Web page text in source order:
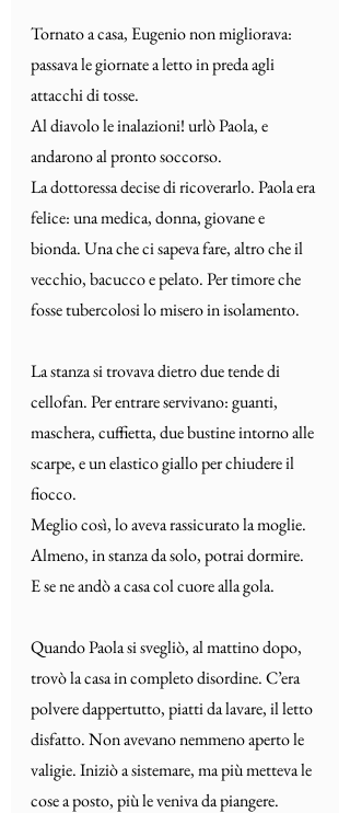
Tornato a casa, Eugenio non migliorava:
passava le giornate a letto in preda agli
attacchi di tosse.
Al diavolo le inalazioni! urlò Paola, e
andarono al pronto soccorso.
La dottoressa decise di ricoverarlo. Paola era
felice: una medica, donna, giovane e
bionda. Una che ci sapeva fare, altro che il
vecchio, bacucco e pelato. Per timore che
fosse tubercolosi lo misero in isolamento.
La stanza si trovava dietro due tende di
cellofan. Per entrare servivano: guanti,
maschera, cuffietta, due bustine intorno alle
scarpe, e un elastico giallo per chiudere il
fiocco.
Meglio così, lo aveva rassicurato la moglie.
Almeno, in stanza da solo, potrai dormire.
E se ne andò a casa col cuore alla gola.
Quando Paola si svegliò, al mattino dopo,
trovò la casa in completo disordine. C’era
polvere dappertutto, piatti da lavare, il letto
disfatto. Non avevano nemmeno aperto le
valigie. Iniziò a sistemare, ma più metteva le
cose a posto, più le veniva da piangere.